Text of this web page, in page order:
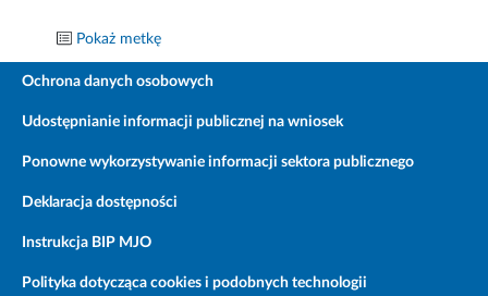
Pokaż metkę
Ochrona danych osobowych
Udostępnianie informacji publicznej na wniosek
Ponowne wykorzystywanie informacji sektora publicznego
Deklaracja dostępności
Instrukcja BIP MJO
Polityka dotycząca cookies i podobnych technologii